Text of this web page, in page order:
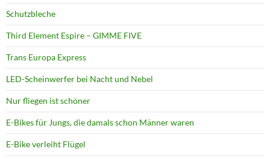
Schutzbleche
Third Element Espire – GIMME FIVE
Trans Europa Express
LED-Scheinwerfer bei Nacht und Nebel
Nur fliegen ist schöner
E-Bikes für Jungs, die damals schon Männer waren
E-Bike verleiht Flügel